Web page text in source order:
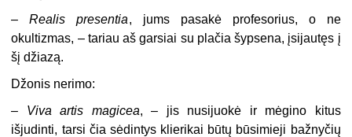
–Realis presentia, jums pasakė profesorius, o ne
okultizmas, – tariau aš garsiai su plačia šypsena, įsijautęs į
šį džiazą.
Džonis nerimo:
– Viva artis magicea, – jis nusijuokė ir mėgino kitus
išjudinti, tarsi čia sėdintys klierikai būtų būsimieji bažnyčių